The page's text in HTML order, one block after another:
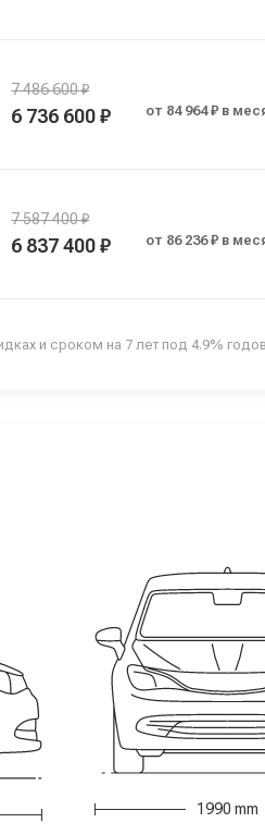
7 486 600 ₽
6 736 600 ₽ от 84 964 ₽ в
7 587 400 ₽
6 837 400 ₽ от 86 236 ₽ в
и сроком на 7 лет под 4.9%
1990 mm